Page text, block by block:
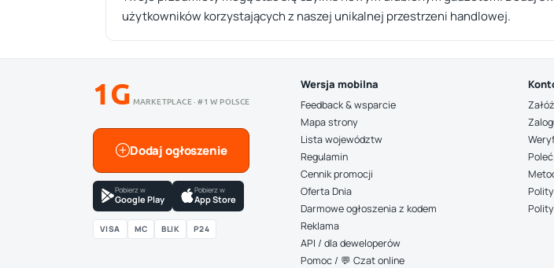
użytkowników korzystających z naszej unikalnej przestrzeni handlowej.
1G MARKETPLACE · #1 W POLSCE
Dodaj ogłoszenie
Pobierz w
Google Play
Pobierz w
App Store
VISA MC BLIK P24
Wersja mobilna
Feedback & wsparcie
Mapa strony
Lista województw
Regulamin
Cennik promocji
Oferta Dnia
Darmowe ogłoszenia z kodem
Reklama
API / dla deweloperów
Pomoc / 💬 Czat online